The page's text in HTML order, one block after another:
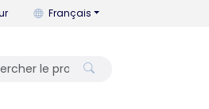
Vous pouvez changer la
Français